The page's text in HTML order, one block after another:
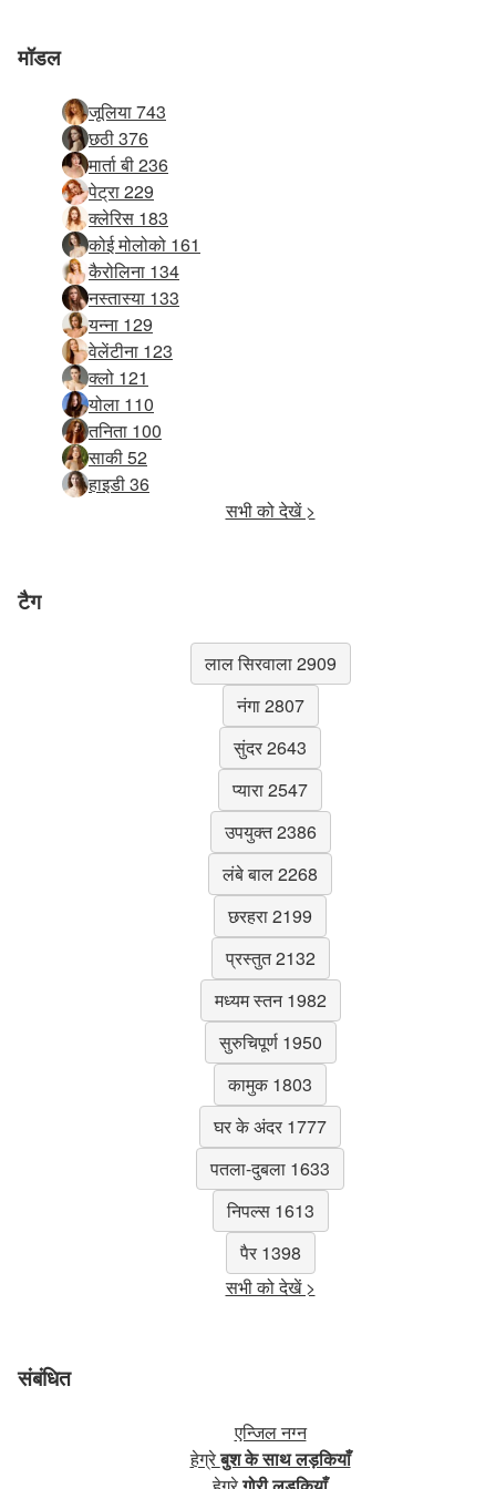
मॉडल
जूलिया 743
छठी 376
मार्ता बी 236
पेट्रा 229
क्लेरिस 183
कोई मोलोको 161
कैरोलिना 134
नस्तास्या 133
यन्ना 129
वेलेंटीना 123
क्लो 121
योला 110
तनिता 100
साकी 52
हाइडी 36
सभी को देखें >
टैग
लाल सिरवाला 2909
नंगा 2807
सुंदर 2643
प्यारा 2547
उपयुक्त 2386
लंबे बाल 2268
छरहरा 2199
प्रस्तुत 2132
मध्यम स्तन 1982
सुरुचिपूर्ण 1950
कामुक 1803
घर के अंदर 1777
पतला-दुबला 1633
निपल्स 1613
पैर 1398
सभी को देखें >
संबंधित
एन्जिल नग्न
हेग्रेबुश के साथ लड़कियाँ